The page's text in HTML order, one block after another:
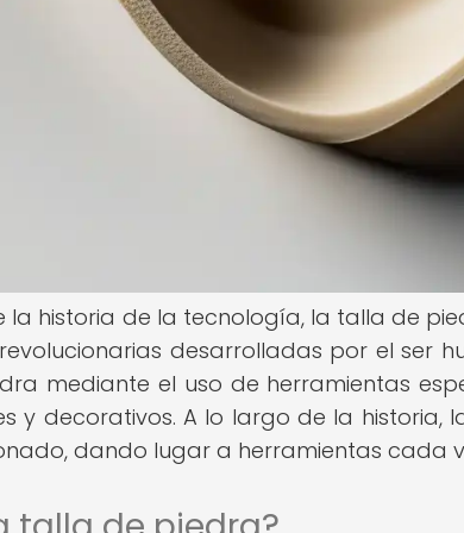
la historia de la tecnología, la talla de
desarrolladas por el ser
mediante el uso de herramientas
y decorativos. A lo largo de la
dando lugar a herramientas cada